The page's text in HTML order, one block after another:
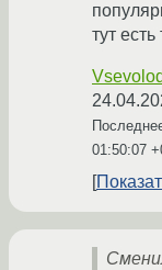
тут
01:50:07